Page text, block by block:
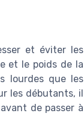
et éviter les
et le poids de la
lourdes que les
les débutants, il
de passer à